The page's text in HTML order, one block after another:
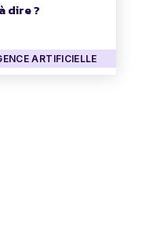
dire ?
ARTIFICIELLE